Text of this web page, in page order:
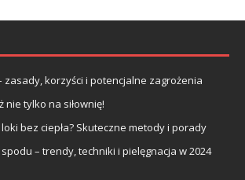
zasady, korzyści i potencjalne zagrożenia
nie tylko na siłownię!
bez ciepła? Skuteczne metody i porady
– trendy, techniki i pielęgnacja w 2024